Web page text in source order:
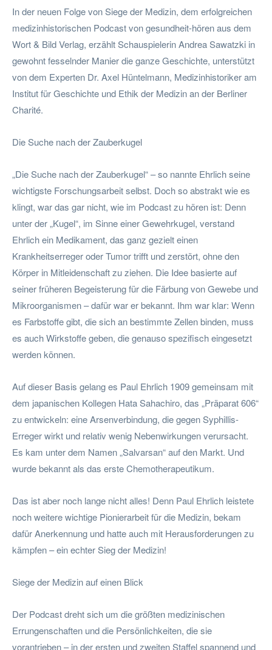
In der neuen Folge von Siege der Medizin, dem erfolgreichen
medizinhistorischen Podcast von gesundheit-hören aus dem
Wort & Bild Verlag, erzählt Schauspielerin Andrea Sawatzki in
gewohnt fesselnder Manier die ganze Geschichte, unterstützt
von dem Experten Dr. Axel Hüntelmann, Medizinhistoriker am
Institut für Geschichte und Ethik der Medizin an der Berliner
Charité.
Die Suche nach der Zauberkugel
„Die Suche nach der Zauberkugel“ – so nannte Ehrlich seine
wichtigste Forschungsarbeit selbst. Doch so abstrakt wie es
klingt, war das gar nicht, wie im Podcast zu hören ist: Denn
unter der „Kugel“, im Sinne einer Gewehrkugel, verstand
Ehrlich ein Medikament, das ganz gezielt einen
Krankheitserreger oder Tumor trifft und zerstört, ohne den
Körper in Mitleidenschaft zu ziehen. Die Idee basierte auf
seiner früheren Begeisterung für die Färbung von Gewebe und
Mikroorganismen – dafür war er bekannt. Ihm war klar: Wenn
es Farbstoffe gibt, die sich an bestimmte Zellen binden, muss
es auch Wirkstoffe geben, die genauso spezifisch eingesetzt
werden können.
Auf dieser Basis gelang es Paul Ehrlich 1909 gemeinsam mit
dem japanischen Kollegen Hata Sahachiro, das „Präparat 606“
zu entwickeln: eine Arsenverbindung, die gegen Syphillis-
Erreger wirkt und relativ wenig Nebenwirkungen verursacht.
Es kam unter dem Namen „Salvarsan“ auf den Markt. Und
wurde bekannt als das erste Chemotherapeutikum.
Das ist aber noch lange nicht alles! Denn Paul Ehrlich leistete
noch weitere wichtige Pionierarbeit für die Medizin, bekam
dafür Anerkennung und hatte auch mit Herausforderungen zu
kämpfen – ein echter Sieg der Medizin!
Siege der Medizin auf einen Blick
Der Podcast dreht sich um die größten medizinischen
Errungenschaften und die Persönlichkeiten, die sie
vorantrieben – in der ersten und zweiten Staffel spannend und